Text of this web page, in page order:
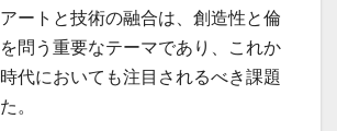
ートと技術の融合は、創造性と倫
問う重要なテーマであり、これか
代においても注目されるべき課題
。